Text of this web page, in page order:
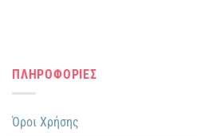
ΠΛΗΡΟΦΟΡΙΕΣ
Όροι Χρήσης